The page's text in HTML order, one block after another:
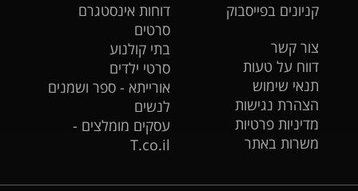
קניונים בפייסבוק
צור קשר
דווח על טעות
תנאי שימוש
הצהרת נגישות
מדיניות פרטיות
משרות באתר
דוחות אינסטגרם
סרטים
בתי קולנוע
סרטי ילדים
אורייתא - ספר ושמנים
לנשים
עסקים מומלצים -
T.co.il